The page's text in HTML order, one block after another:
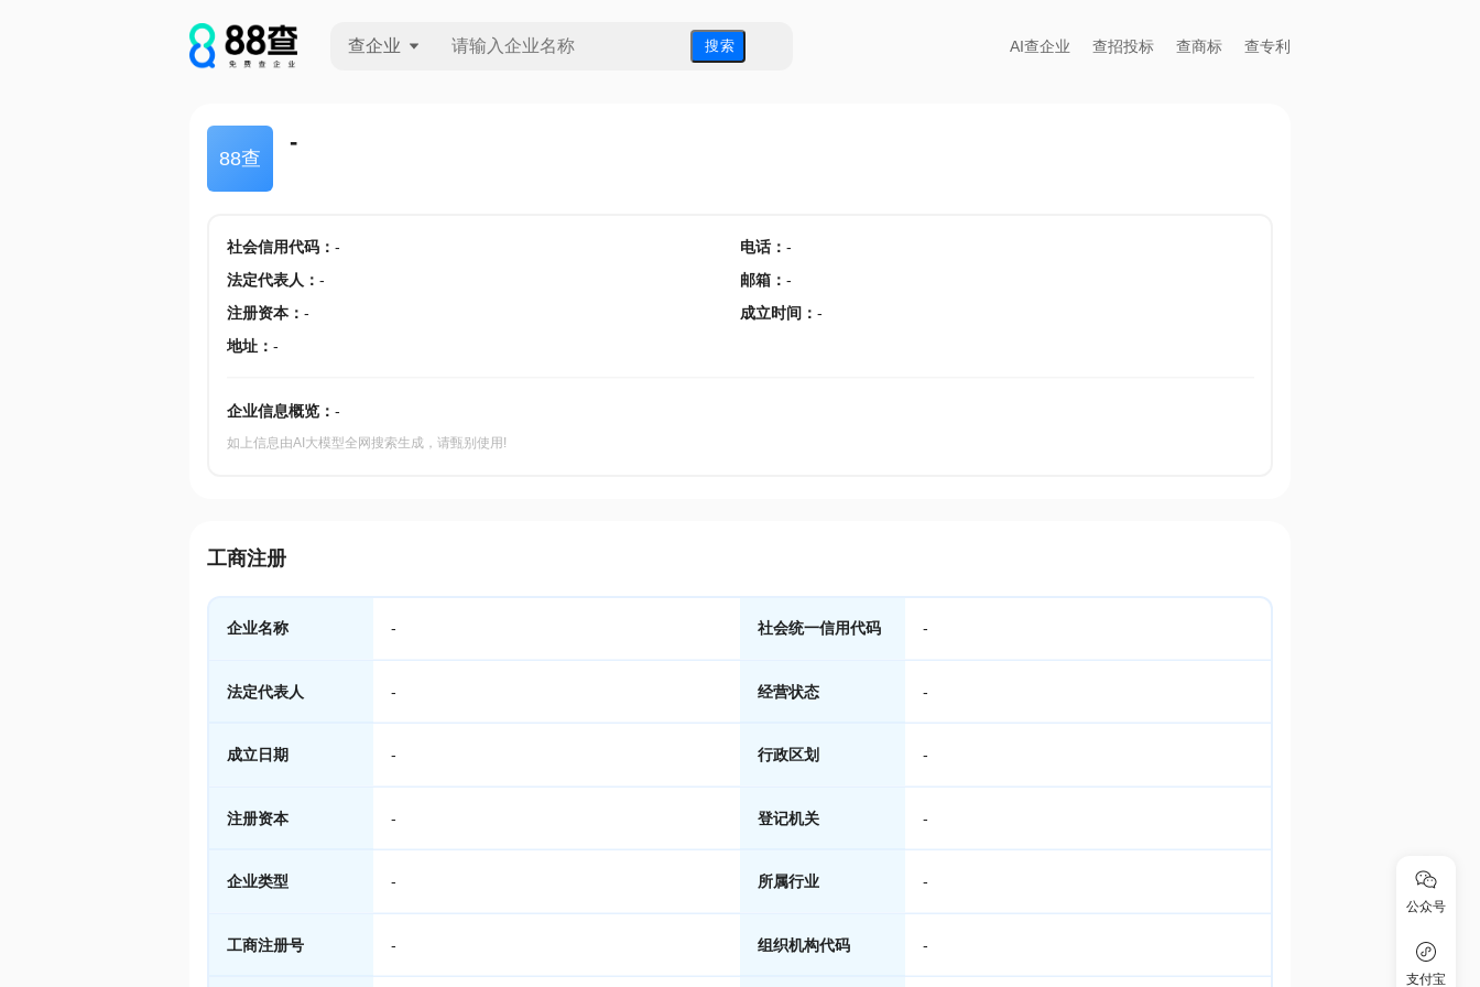
查企业 搜 索 AI查企业 查招投标 查商标 查专利
88查
-
社会信用代码： - 电话： -
法定代表人 ： - 邮箱 ： -
注册资本： - 成立时间 ： -
地址： -
企业信息概览： -
如上信息由AI大模型全网搜索生成，请甄别使用!
工商注册
企业名称 - 社会统一信用代码 -
法定代表人 - 经营状态 -
成立日期 - 行政区划 -
注册资本 - 登记机关 -
企业类型 - 所属行业 -
工商注册号 - 组织机构代码 -
公众号
支付宝